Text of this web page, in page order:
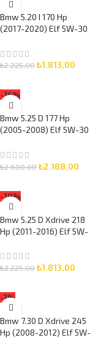
Bmw 5.20 I 170 Hp
(2017-2020) Elf 5W-30
Bakım Seti 3 Parça Set
₺2.225,00₺1.813,00
-16%
Bmw 5.25 D 177 Hp
(2005-2008) Elf 5W-30
Bakım Seti 3 Parça Set
₺2.600,00₺2.188,00
-19%
Bmw 5.25 D Xdrive 218
Hp (2011-2016) Elf 5W-
Bakım Seti 3 Parça Set
₺2.225,00₺1.813,00
-7%
Bmw 7.30 D Xdrive 245
Hp (2008-2012) Elf 5W-